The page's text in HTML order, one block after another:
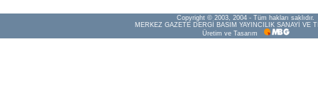
Copyright © 2003, 2004 - Tüm hakları saklıdır.
MERKEZ GAZETE DERGİ BASIM YAYINCILIK SANAYİ VE
Üretim ve Tasarım